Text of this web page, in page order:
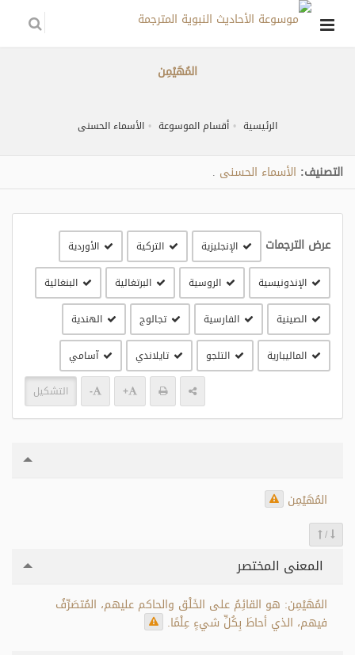
المُهَيْمِن
الرئيسية أقسام الموسوعة الأسماء الحسنى
التصنيف: الأسماء الحسنى
عرض الترجمات الإنجليزية التركية الأوردية
الإندونيسية الروسية البرتغالية البنغالية
الصينية الفارسية تجالوج الهندية
الماليبارية التلجو تايلاندي آسامي
+
- التشكيل
المُهَيْمِن
/
المعنى المختصر
المُهَيْمِن: هو القائِمُ على الخَلْق والحاكم عليهم، المُتصَرِّفُ
فيهم، الذي أحاطَ بِكُلِّ شيءٍ عِلْمًا.